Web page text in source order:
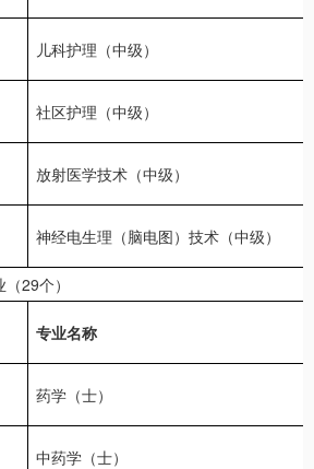
儿科护理（中级）
社区护理（中级）
放射医学技术（中级）
神经电生理（脑电图）技术（中级）
29个）
专业名称
药学（士）
中药学（士）